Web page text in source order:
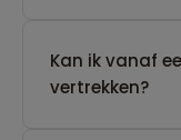
Kan ik vanaf
vertrekken?